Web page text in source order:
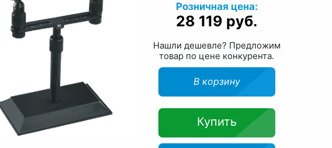
Розничная цена:
28 119 руб.
Нашли дешевле? Предложим
товар по цене конкурента.
В корзину
Купить